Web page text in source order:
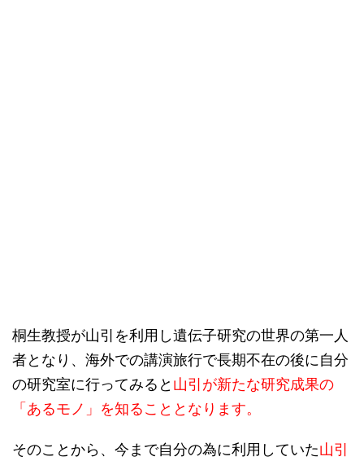
桐生教授が山引を利用し遺伝子研究の世界の第一人
者となり、海外での講演旅行で長期不在の後に自分
の研究室に行ってみると 山引が新たな研究成果の
「あるモノ」を知ることとなります。
そのことから、今まで自分の為に利用していた山引